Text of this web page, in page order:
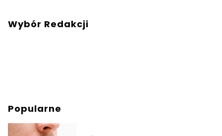
Wybór Redakcji
Popularne